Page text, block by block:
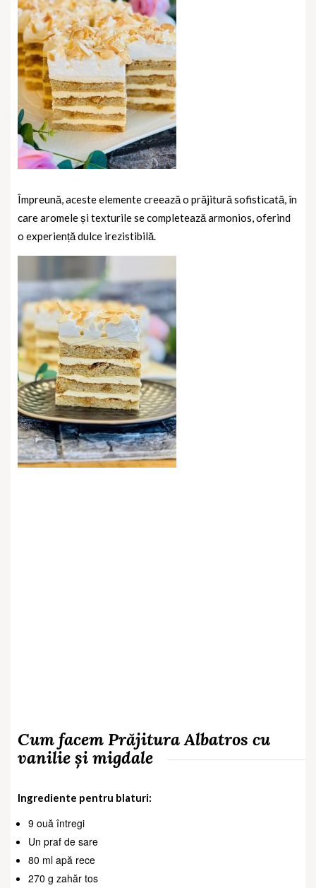
Împreună, aceste elemente creează o prăjitură sofisticată, în
care aromele și texturile se completează armonios, oferind
o experiență dulce irezistibilă.
Cum facem Prăjitura Albatros cu
vanilie și migdale
Ingrediente pentru blaturi:
9 ouă întregi
Un praf de sare
80 ml apă rece
270 g zahăr tos